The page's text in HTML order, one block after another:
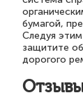
бумагой,
Следуя
защитите
дорогого